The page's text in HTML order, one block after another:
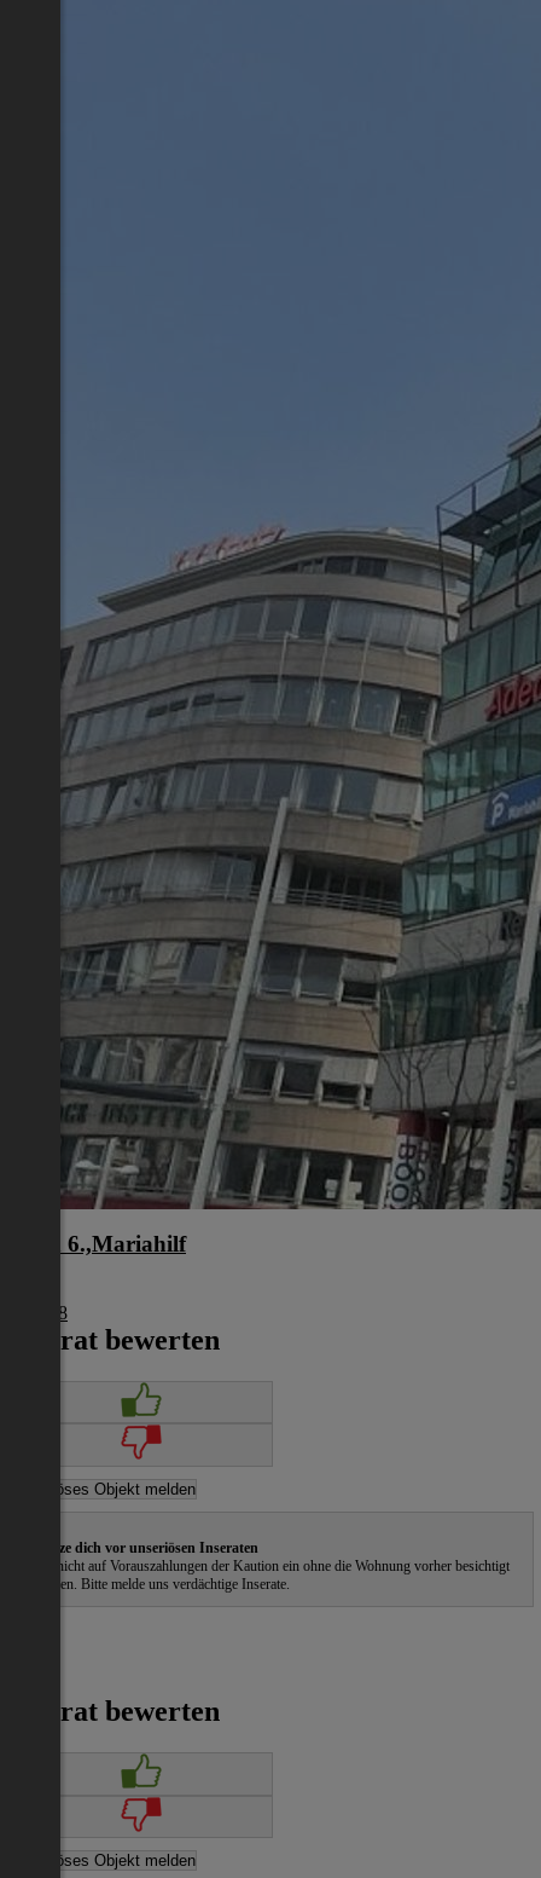
Wien 6.,Mariahilf
€ 5.918
Inserat bewerten
Schütze dich vor unseriösen Inseraten
Gehe nicht auf Vorauszahlungen der Kaution ein ohne die Wohnung vorher besichtigt
zu haben. Bitte melde uns verdächtige Inserate.
Inserat bewerten